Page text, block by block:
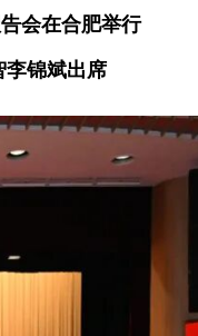
会在合肥举行
锦斌出席